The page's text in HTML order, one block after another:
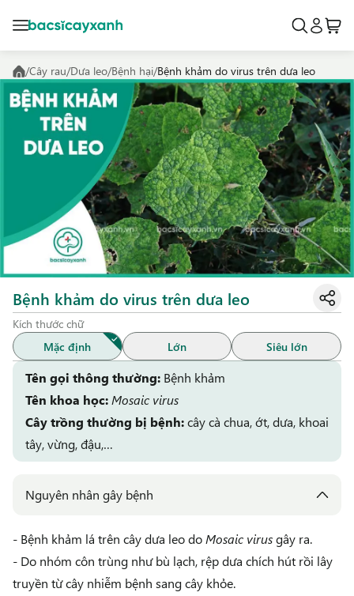
/Cây rau/Dưa leo/Bệnh hại/Bệnh khảm do virus trên dưa leo
Bệnh khảm do virus trên dưa leo
Kích thước chữ
Mặc định
Lớn Siêu lớn
Tên gọi thông thường: Bệnh khảm
Tên khoa học:Mosaic virus
Cây trồng thường bị bệnh:cây cà chua, ớt, dưa, khoai
tây, vừng, đậu,…
Nguyên nhân gây bệnh
- Bệnh khảm lá trên cây dưa leo doMosaic virusgây ra.
- Do nhóm côn trùng như bù lạch, rệp dưa chích hút rồi lây
truyền từ cây nhiễm bệnh sang cây khỏe.